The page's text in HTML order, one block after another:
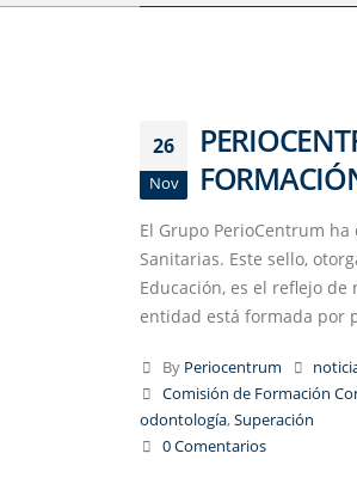
26
Nov
El Grupo PerioCentrum
Sanitarias. Este sello,
Educación, es el reflejo
entidad está formada por
By Periocentrum
Comisión de Formación
odontología,Superación
0 Comentarios